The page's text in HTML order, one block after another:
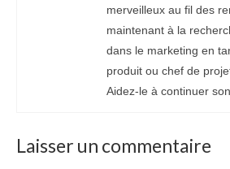
merveilleux au fil des
maintenant à la
dans le marketing en
produit ou chef de
Aidez-le à continuer
Laisser un commentaire